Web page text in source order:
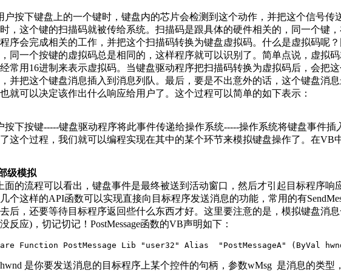
按下键盘上的一个键时，键盘内的芯片会检测到这个动作，并把这个信号
，这个键的扫描码就被传给系统。扫描码是跟具体的硬件相关的，同一个键
序会完成相关的工作，并把这个扫描码转换为键盘虚拟码。什么是虚拟码呢
同一个按键的虚拟码总是相同的，这样程序就可以识别了。简单点说，虚拟
常用16进制来表示虚拟码。当键盘驱动程序把扫描码转换为虚拟码后，会把
并把这个键盘消息插入到消息列队。最后，要是不出意外的话，这个键盘消
就可以决定该作出什么响应给用户了。这个过程可以简单的如下表示：
下按键-----键盘驱动程序将此事件传递给操作系统-----操作系统将键盘事件插
这个过程，我们就可以编程实现在其中的某个环节来模拟键盘操作了。在VB
级模拟
的流程可以看出，键盘事件是最终被送到活动窗口，然后才引起目标程序
个这样的API函数可以实现直接向目标程序发送消息的功能，常用的有
后，还要等待目标程序返回些什么东西才好。这里要注意的是，模拟键盘消
反应)，切记切记！PostMessage函数的VB声明如下：
Function PostMessage Lib "user32" Alias  "PostMessageA" (ByVal
是你要发送消息的目标程序上某个控件的句柄，参数wMsg 是消息的类